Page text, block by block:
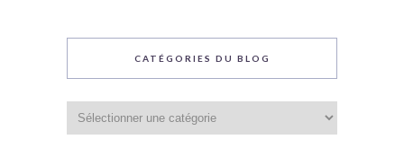
CATÉGORIES DU BLOG
du
blog